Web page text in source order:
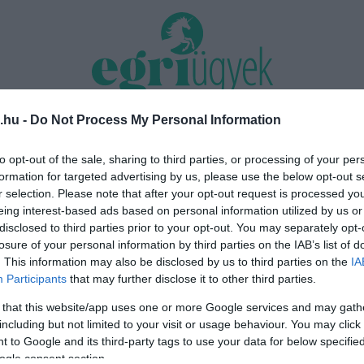
- Do Not Process My Personal Information
opt-out of the sale, sharing to third parties, or processing of your
for targeted advertising by us, please use the below opt-out
selection. Please note that after your opt-out request is processed
interest-based ads based on personal information utilized by us
to third parties prior to your opt-out. You may separately
of your personal information by third parties on the IAB’s list of
This information may also be disclosed by us to third parties on the
Participants that may further disclose it to other third parties.
that this website/app uses one or more Google services and may
but not limited to your visit or usage behaviour. You may
to Google and its third-party tags to use your data for below
consent section.
nyomást a fiunkra” – Egy egri
amely a Rapid Wi...
Új hűtőrendszer a Markhot Ferenc
Kórházban: több mint 70 millió
ÖN DIGI ELŐFIZETŐ? ÉRKEZIK AZ ÁREMELÉS, DE ÍGY